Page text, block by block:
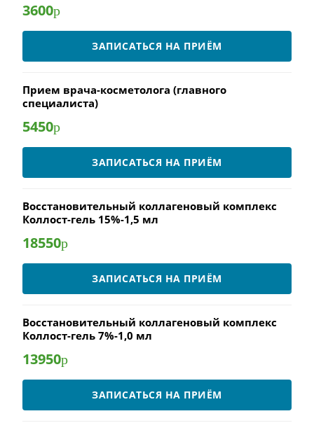
3600р
ЗАПИСАТЬСЯ НА ПРИЁМ
Прием врача-косметолога (главного
специалиста)
5450р
ЗАПИСАТЬСЯ НА ПРИЁМ
Восстановительный коллагеновый комплекс
Коллост-гель 15%-1,5 мл
18550р
ЗАПИСАТЬСЯ НА ПРИЁМ
Восстановительный коллагеновый комплекс
Коллост-гель 7%-1,0 мл
13950р
ЗАПИСАТЬСЯ НА ПРИЁМ